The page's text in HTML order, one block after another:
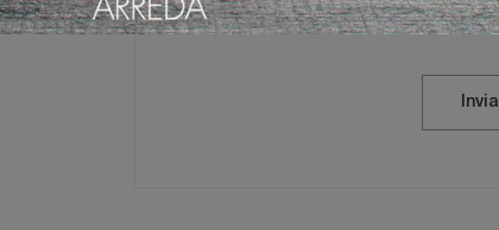
Ho preso visione dellaPrivacy Policy
Invia